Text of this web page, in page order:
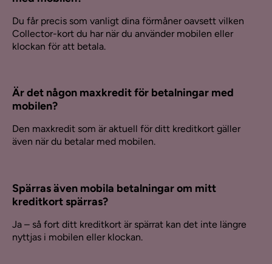
Du får precis som vanligt dina förmåner oavsett vilken
Collector-kort du har när du använder mobilen eller
klockan för att betala.
Är det någon maxkredit för betalningar med
mobilen?
Den maxkredit som är aktuell för ditt kreditkort gäller
även när du betalar med mobilen.
Spärras även mobila betalningar om mitt
kreditkort spärras?
Ja – så fort ditt kreditkort är spärrat kan det inte längre
nyttjas i mobilen eller klockan.